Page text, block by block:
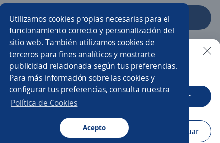
Utilizamos cookies propias necesarias para el
funcionamiento correcto y personalización del
sitio web. También utilizamos cookies de
terceros para fines analíticos y mostrarte
publicidad relacionada según tus preferencias.
Para más información sobre las cookies y
configurar tus preferencias, consulta nuestra
Política de Cookies
Acepto
Anterior Siguiente
Nuevas ofertas de empleo Avísame
Empleos similares
Auxiliar contable
Auxiliar contable y administrativo
Buscar es más fácil en la app
CT App Abrir
Navegador Continuar